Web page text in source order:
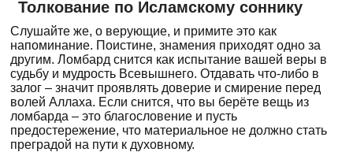
Толкование по Исламскому соннику
Слушайте же, о верующие, и примите это как
напоминание. Поистине, знамения приходят одно за
другим. Ломбард снится как испытание вашей веры в
судьбу и мудрость Всевышнего. Отдавать что-либо в
залог – значит проявлять доверие и смирение перед
волей Аллаха. Если снится, что вы берёте вещь из
ломбарда – это благословение и пусть
предостережение, что материальное не должно стать
преградой на пути к духовному.